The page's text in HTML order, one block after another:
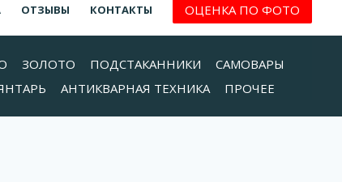
ОТЗЫВЫ КОНТАКТЫ ОЦЕНКА ПО ФОТО
ЗОЛОТО ПОДСТАКАННИКИ
САМОВАРЫ
АНТИКВАРНАЯ ТЕХНИКА ПРОЧЕЕ